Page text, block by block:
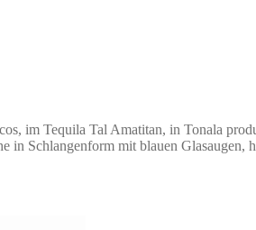
im Tequila Tal Amatitan, in Tonala
Schlangenform mit blauen